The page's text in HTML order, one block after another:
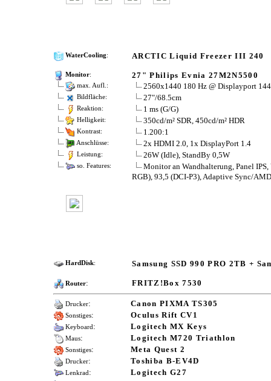
WaterCooling: ARCTIC Liquid Freezer III 240
Monitor: 27" Philips Evnia 27M2N5500
max. Aufl.: 2560x1440 180 Hz @ Displayport
Bildfläche: 27"/​68.5cm
Reaktion: 1 ms (G/G)
Helligkeit: 350cd/m² SDR, 450cd/m² HDR
Kontrast: 1.200:1
Anschlüsse: 2x HDMI 2.0, 1x DisplayPort 1.4
Leistung: 26W (Idle), StandBy 0,5W
so. Features:
Monitor an Wandhalterung, Panel
RGB), 93,5 (DCI-P3), Adaptive Sync/​
HardDisk: Samsung SSD 990 PRO 2TB +
Router: FRITZ!Box 7530
Drucker: Canon PIXMA TS305
Sonstiges: Oculus Rift CV1
Keyboard: Logitech MX Keys
Maus: Logitech M720 Triathlon
Sonstiges: Meta Quest 2
Drucker: Toshiba B-EV4D
Lenkrad:
Logitech G27